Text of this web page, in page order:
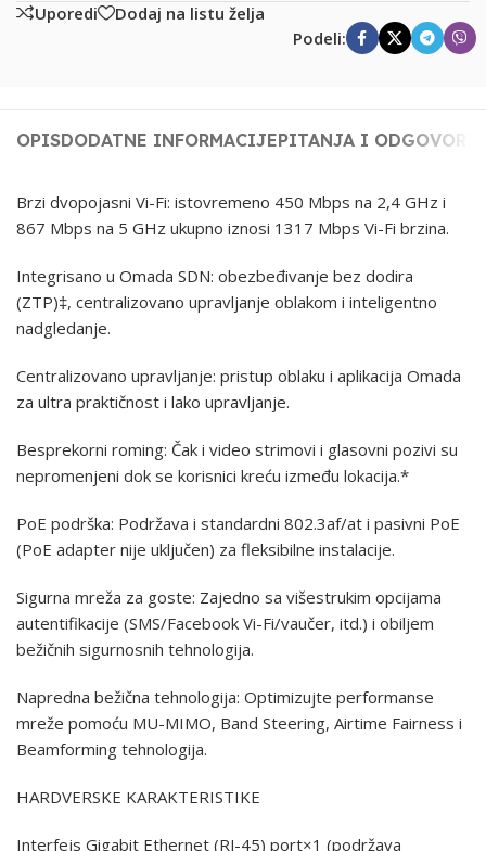
Uporedi
Dodaj na listu želja
Podeli:
OPISDODATNE INFORMACIJEPITANJA I ODGOVORI
Brzi dvopojasni Vi-Fi: istovremeno 450 Mbps na 2,4 GHz i
867 Mbps na 5 GHz ukupno iznosi 1317 Mbps Vi-Fi brzina.
Integrisano u Omada SDN: obezbeđivanje bez dodira
(ZTP)‡, centralizovano upravljanje oblakom i inteligentno
nadgledanje.
Centralizovano upravljanje: pristup oblaku i aplikacija Omada
za ultra praktičnost i lako upravljanje.
Besprekorni roming: Čak i video strimovi i glasovni pozivi su
nepromenjeni dok se korisnici kreću između lokacija.*
PoE podrška: Podržava i standardni 802.3af/at i pasivni PoE
(PoE adapter nije uključen) za fleksibilne instalacije.
Sigurna mreža za goste: Zajedno sa višestrukim opcijama
autentifikacije (SMS/Facebook Vi-Fi/vaučer, itd.) i obiljem
bežičnih sigurnosnih tehnologija.
Napredna bežična tehnologija: Optimizujte performanse
mreže pomoću MU-MIMO, Band Steering, Airtime Fairness i
Beamforming tehnologija.
HARDVERSKE KARAKTERISTIKE
Interfejs Gigabit Ethernet (RJ-45) port×1 (podržava